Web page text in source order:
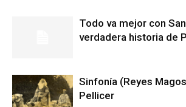
Todo va mejor con
verdadera historia de
Sinfonía (Reyes
Pellicer